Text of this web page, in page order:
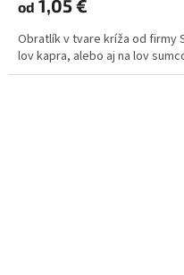
od 1,05 €
Obratlík v tvare kríža od firmy
lov kapra, alebo aj na lov